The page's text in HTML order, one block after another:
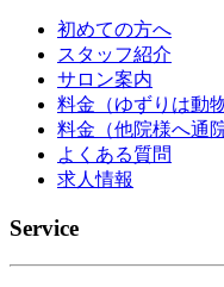
初めての方へ
スタッフ紹介
サロン案内
料金（ゆずりは動
料金（他院様へ通
よくある質問
求人情報
Service